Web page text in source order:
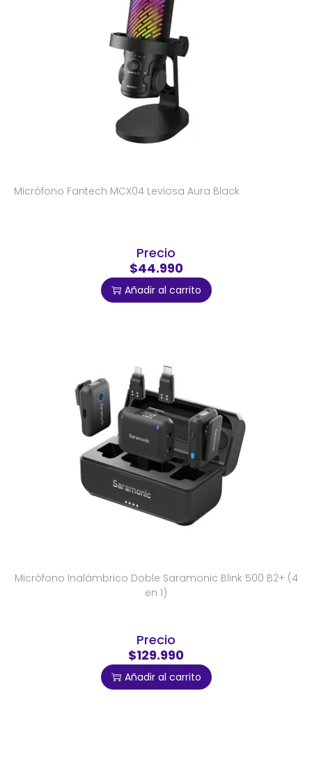
Micrófono Fantech MCX04 Leviosa Aura Black
Precio
$44.990
Añadir al carrito
Micrófono Inalámbrico Doble Saramonic Blink 500 B2+ (4
en 1)
Precio
$129.990
Añadir al carrito